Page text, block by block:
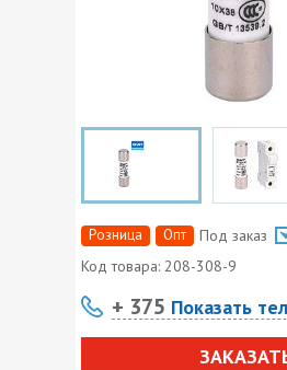
Розница Опт
Под заказ
Код товара: 208-308-9
+ 375 Показать